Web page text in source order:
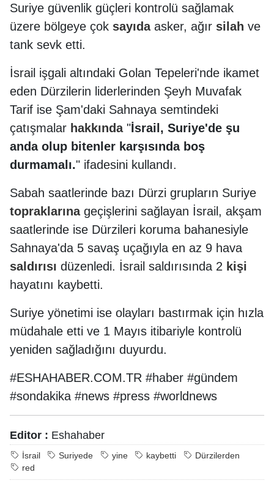
Suriye güvenlik güçleri kontrolü sağlamak
üzere bölgeye çok sayıdaasker, ağır silah ve
tank sevk etti.
İsrail işgali altındaki Golan Tepeleri'nde ikamet
eden Dürzilerin liderlerinden Şeyh Muvafak
Tarif ise Şam'daki Sahnaya semtindeki
çatışmalar hakkında"İsrail, Suriye'de şu
anda olup bitenler karşısında boş
durmamalı." ifadesini kullandı.
Sabah saatlerinde bazı Dürzi grupların Suriye
topraklarınageçişlerini sağlayan İsrail, akşam
saatlerinde ise Dürzileri koruma bahanesiyle
Sahnaya'da 5 savaş uçağıyla en az 9 hava
saldırısı düzenledi. İsrail saldırısında 2 kişi
hayatını kaybetti.
Suriye yönetimi ise olayları bastırmak için hızla
müdahale etti ve 1 Mayıs itibariyle kontrolü
yeniden sağladığını duyurdu.
#ESHAHABER.COM.TR #haber #gündem
#sondakika #news #press #worldnews
Editor : Eshahaber
İsrail Suriyede yine kaybetti
Dürzilerden
red